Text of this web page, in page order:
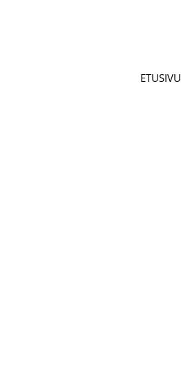
ETUSIVU